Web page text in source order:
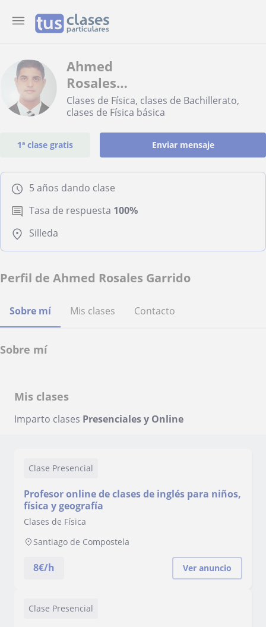
Ahmed
Rosales
Garrido
Clases de Física, clases de Bachillerato,
clases de Física básica
1ª clase gratis Enviar mensaje
5 años dando clase
Tasa de respuesta 100%
Silleda
Perfil de Ahmed Rosales Garrido
Sobre mí Mis clases Contacto
Sobre mí
Mis clases
Imparto clases Presenciales y Online
Clase Presencial
Profesor online de clases de inglés para niños,
física y geografía
Clases de Física
Santiago de Compostela
8€/h Ver anuncio
Clase Presencial